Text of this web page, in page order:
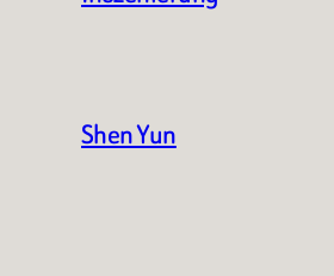
Shen Yun